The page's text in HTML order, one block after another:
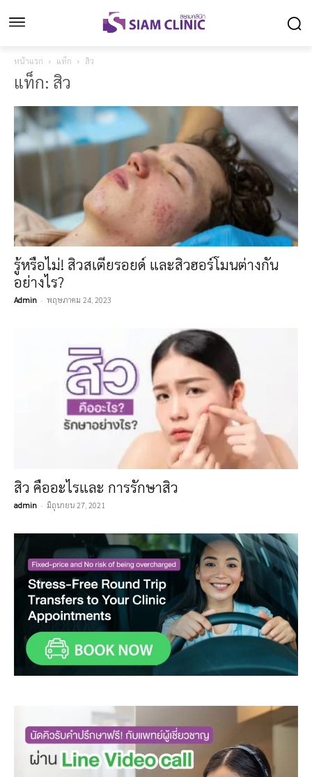
หน้าแรก แท็ก สิว
แท็ก: สิว
รู้หรือไม่! สิวสเตียรอยด์ และสิวฮอร์โมนต่างกัน
อย่างไร?
Admin - พฤษภาคม 24, 2023
สิว คืออะไรและ การรักษาสิว
admin - มิถุนายน 27, 2021